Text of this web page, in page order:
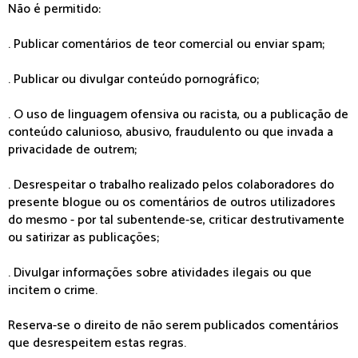
Não é permitido:
. Publicar comentários de teor comercial ou enviar spam;
. Publicar ou divulgar conteúdo pornográfico;
. O uso de linguagem ofensiva ou racista, ou a publicação de
conteúdo calunioso, abusivo, fraudulento ou que invada a
privacidade de outrem;
. Desrespeitar o trabalho realizado pelos colaboradores do
presente blogue ou os comentários de outros utilizadores
do mesmo - por tal subentende-se, criticar destrutivamente
ou satirizar as publicações;
. Divulgar informações sobre atividades ilegais ou que
incitem o crime.
Reserva-se o direito de não serem publicados comentários
que desrespeitem estas regras.